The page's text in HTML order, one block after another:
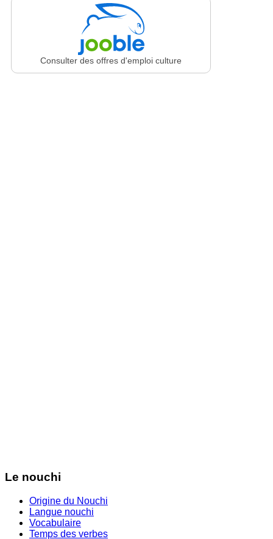
Consulter des offres d'emploi culture
Le nouchi
Origine du Nouchi
Langue nouchi
Vocabulaire
Temps des verbes